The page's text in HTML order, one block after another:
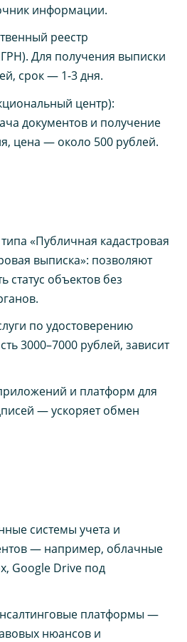
информации.
реестр
Для получения выписки
срок — 1-3 дня.
центр):
документов и получение
цена — около 500 рублей.
«Публичная кадастровая
выписка»: позволяют
статус объектов без
по удостоверению
3000–7000 рублей, зависит
и платформ для
— ускоряет обмен
системы учета и
— например, облачные
Google Drive под
платформы —
нюансов и